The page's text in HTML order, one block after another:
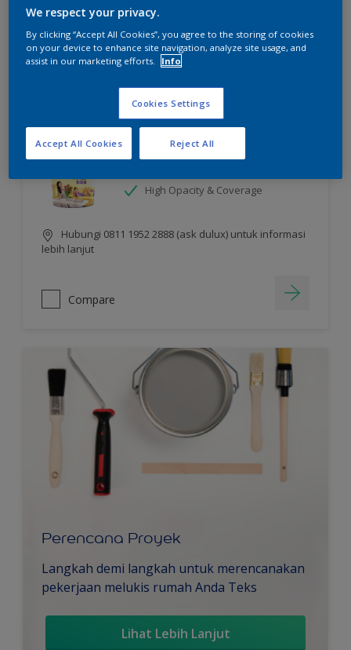
Compare
Dulux Catylac Interior Glow
Sheen Finish
High Opacity & Coverage
Hubungi 0811 1952 2888 (ask dulux) untuk informasi
lebih lanjut
Compare
Perencana Proyek
Langkah demi langkah untuk merencanakan
pekerjaan melukis rumah Anda Teks
Lihat Lebih Lanjut
We respect your privacy.
By clicking “Accept All Cookies”, you agree to the storing of cookies
on your device to enhance site navigation, analyze site usage, and
assist in our marketing efforts.
Info
Cookies Settings
Reject All
Accept All Cookies